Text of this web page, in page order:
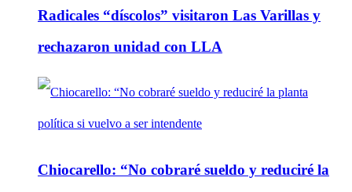
Radicales “díscolos” visitaron Las Varillas y
rechazaron unidad con LLA
Chiocarello: “No cobraré sueldo y reduciré la